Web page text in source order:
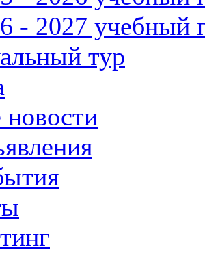
- 2027 учебный
тур
новости